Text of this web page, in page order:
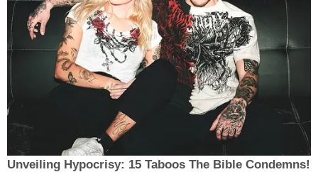
Unveiling Hypocrisy: 15 Taboos The Bible Condemns!